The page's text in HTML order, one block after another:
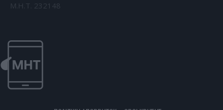
Μ.Η.Τ. 232148